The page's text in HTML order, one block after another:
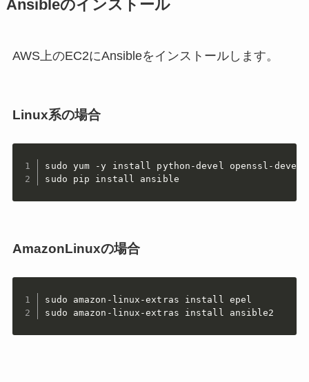
Ansibleのインストール
AWS上のEC2にAnsibleをインストールします。
Linux系の場合
sudo yum -y install python-devel openssl-
sudo pip install ansible
AmazonLinuxの場合
sudo amazon-linux-extras install epel
sudo amazon-linux-extras install ansible2